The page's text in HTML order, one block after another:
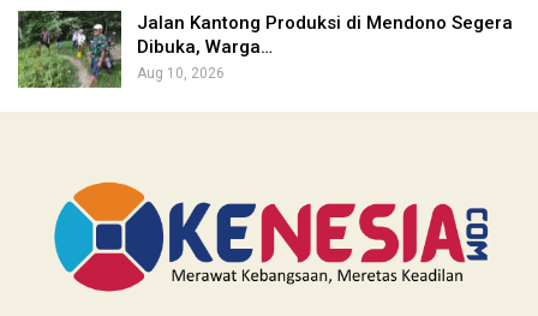
Jalan Kantong Produksi di Mendono Segera
Dibuka, Warga…
Aug 10, 2026